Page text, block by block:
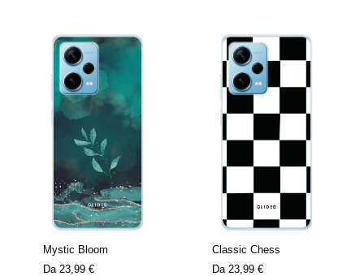
Mystic Bloom
Da 23,99 €
Classic Chess
Da 23,99 €